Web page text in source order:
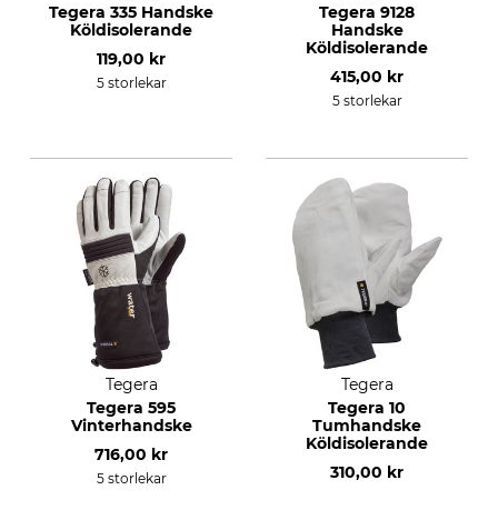
Tegera 335 Handske
Köldisolerande
119,00 kr
5 storlekar
Tegera 9128
Handske
Köldisolerande
415,00 kr
5 storlekar
Tegera
Tegera 595
Vinterhandske
716,00 kr
5 storlekar
Tegera
Tegera 10
Tumhandske
Köldisolerande
310,00 kr